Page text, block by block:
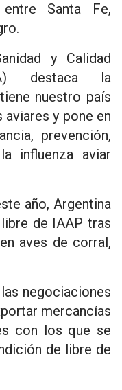
entre Santa Fe,
y Calidad
destaca la
nuestro país
y pone en
prevención,
influenza aviar
año, Argentina
de IAAP tras
aves de corral,
negociaciones
mercancías
con los que se
de libre de